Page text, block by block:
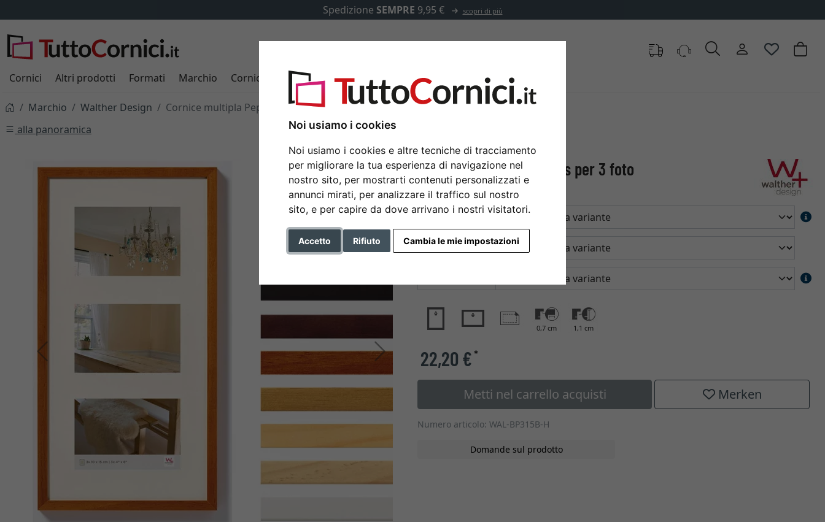
Noi usiamo i cookies
Noi usiamo i cookies e altre tecniche di tracciamento
per migliorare la tua esperienza di navigazione nel
nostro sito, per mostrarti contenuti personalizzati e
annunci mirati, per analizzare il traffico sul nostro
sito, e per capire da dove arrivano i nostri visitatori.
Accetto Rifiuto Cambia le mie impostazioni
Spedizione SEMPRE 9,95 € scopri di più
Cornici Altri prodotti Formati Marchio Cornici su misura Passepartout Accessori
Marchio Walther Design
Cornice multipla Peppers per 3 foto
alla panoramica
Indietro Avanti
Cornice multipla Peppers per 3 foto
Formato
Colore
0,7 cm 1,1 cm
22,20 €*
Metti nel carrello acquisti Merken
Numero articolo: WAL-BP315B-H
Domande sul prodotto